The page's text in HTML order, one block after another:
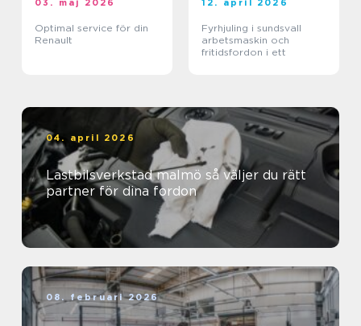
03. maj 2026
Optimal service för din
Renault
12. april 2026
Fyrhjuling i sundsvall
arbetsmaskin och
fritidsfordon i ett
04. april 2026
Lastbilsverkstad malmö så väljer du rätt
partner för dina fordon
08. februari 2026